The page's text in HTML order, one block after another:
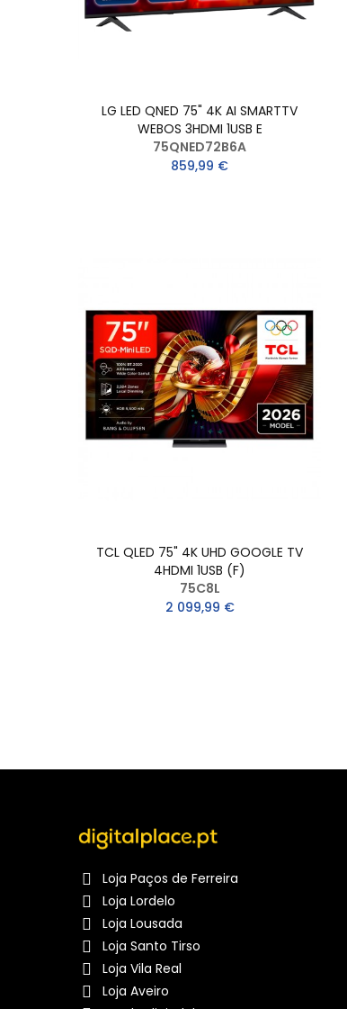
LG LED QNED 75" 4K AI SMARTTV
WEBOS 3HDMI 1USB E
75QNED72B6A
859,99 €
TCL QLED 75" 4K UHD GOOGLE TV
4HDMI 1USB (F)
75C8L
2 099,99 €
Loja Paços de Ferreira
Loja Lordelo
Loja Lousada
Loja Santo Tirso
Loja Vila Real
Loja Aveiro